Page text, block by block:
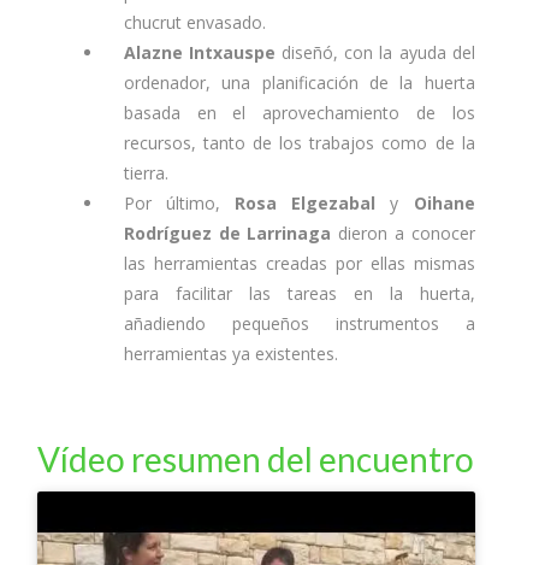
chucrut envasado.
Alazne Intxauspe diseñó, con la ayuda del
ordenador, una planificación de la huerta
basada en el aprovechamiento de los
recursos, tanto de los trabajos como de la
tierra.
Por último, Rosa Elgezabal y Oihane
Rodríguez de Larrinaga dieron a conocer
las herramientas creadas por ellas mismas
para facilitar las tareas en la huerta,
añadiendo pequeños instrumentos a
herramientas ya existentes.
Vídeo resumen del encuentro